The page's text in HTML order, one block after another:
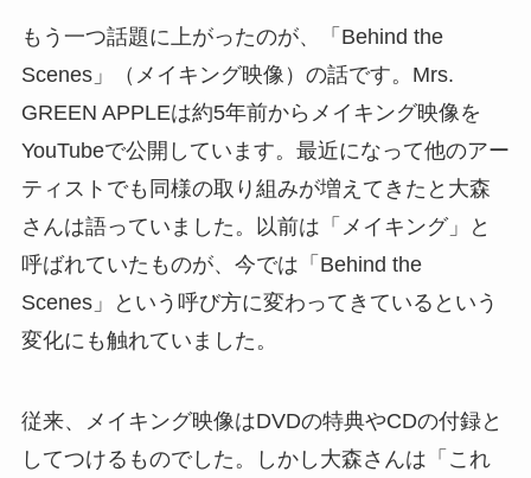
もう一つ話題に上がったのが、「Behind the
Scenes」（メイキング映像）の話です。Mrs.
GREEN APPLEは約5年前からメイキング映像を
YouTubeで公開しています。最近になって他のアー
ティストでも同様の取り組みが増えてきたと大森
さんは語っていました。以前は「メイキング」と
呼ばれていたものが、今では「Behind the
Scenes」という呼び方に変わってきているという
変化にも触れていました。
従来、メイキング映像はDVDの特典やCDの付録と
してつけるものでした。しかし大森さんは「これ